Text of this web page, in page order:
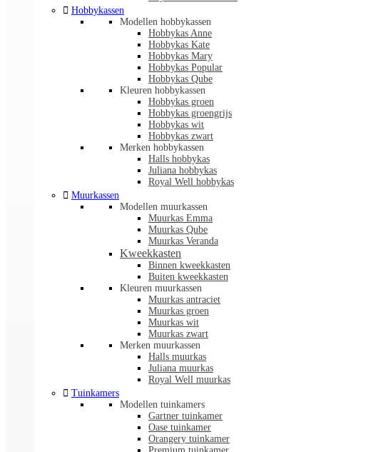
 Hobbykassen
Modellen hobbykassen
Hobbykas Anne
Hobbykas Kate
Hobbykas Mary
Hobbykas Popular
Hobbykas Qube
Kleuren hobbykassen
Hobbykas groen
Hobbykas groengrijs
Hobbykas wit
Hobbykas zwart
Merken hobbykassen
Halls hobbykas
Juliana hobbykas
Royal Well hobbykas
 Muurkassen
Modellen muurkassen
Muurkas Emma
Muurkas Qube
Muurkas Veranda
Kweekkasten
Binnen kweekkasten
Buiten kweekkasten
Kleuren muurkassen
Muurkas antraciet
Muurkas groen
Muurkas wit
Muurkas zwart
Merken muurkassen
Halls muurkas
Juliana muurkas
Royal Well muurkas
 Tuinkamers
Modellen tuinkamers
Gartner tuinkamer
Oase tuinkamer
Orangery tuinkamer